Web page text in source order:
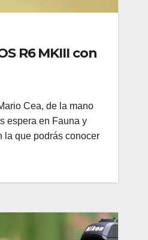
R6 MKIII con
Cea, de la mano
espera en Fauna y
la que podrás conocer